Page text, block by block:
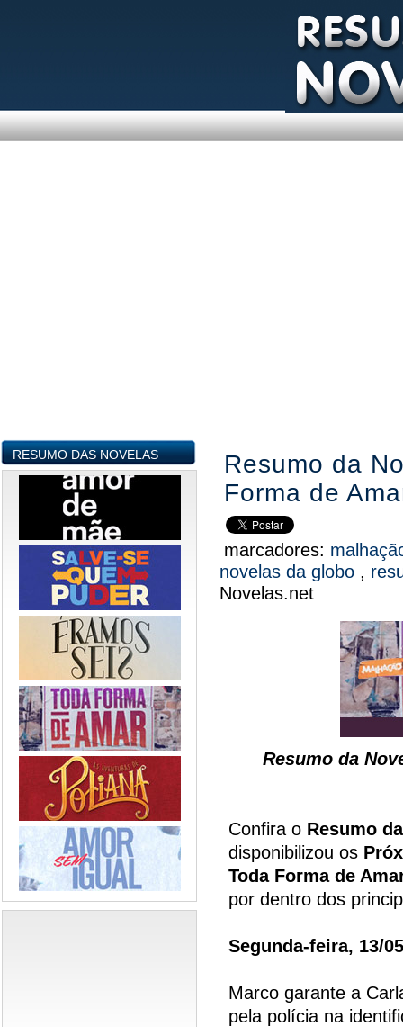
RESUMO DAS NOVELAS
Resumo da
Forma de
marcadores:
novelas da globo ,
Novelas.net
Resumo da
Confira o Resumo
disponibilizou os
Toda Forma de
por dentro dos
Segunda-feira, 13/
Marco garante a
pela polícia na